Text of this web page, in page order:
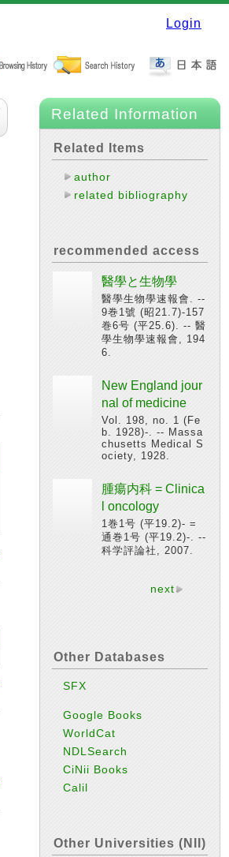
Login
Related Information
Related Items
author
related bibliography
recommended access
醫學と生物學
醫學生物學速報會. --
9巻1號 (昭21.7)-157
巻6号 (平25.6). -- 醫
學生物學速報會, 194
6.
New England jour
nal of medicine
Vol. 198, no. 1 (Fe
b. 1928)-. -- Massa
chusetts Medical S
ociety, 1928.
腫瘍内科 = Clinica
l oncology
1巻1号 (平19.2)- =
通巻1号 (平19.2)-. --
科学評論社, 2007.
next
Other Databases
SFX
Google Books
WorldCat
NDLSearch
CiNii Books
Calil
Other Universities (NII)